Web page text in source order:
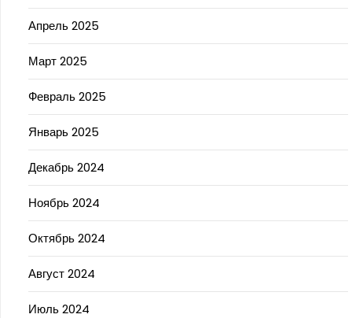
Апрель 2025
Март 2025
Февраль 2025
Январь 2025
Декабрь 2024
Ноябрь 2024
Октябрь 2024
Август 2024
Июль 2024